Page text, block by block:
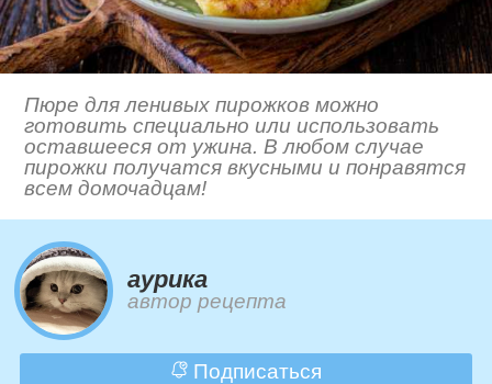
Пюре для ленивых пирожков можно
готовить специально или использовать
оставшееся от ужина. В любом случае
пирожки получатся вкусными и понравятся
всем домочадцам!
aурика
автор рецепта
Подписаться